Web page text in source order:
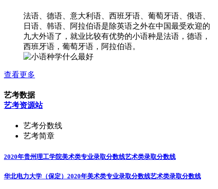
法语、德语、意大利语、西班牙语、葡萄牙语、俄语、
日语、韩语、阿拉伯语是除英语之外在中国最受欢迎的
九大外语了，就业比较有优势的小语种是法语，德语，
西班牙语，葡萄牙语，阿拉伯语。
查看更多
艺考数据
艺考资源站
艺考分数线
艺考简章
2020年贵州理工学院美术类专业录取分数线艺术类录取分数线
华北电力大学（保定）2020年美术类专业录取分数线艺术类录取分数线